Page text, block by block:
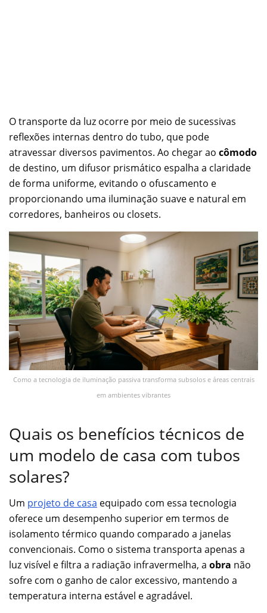
O transporte da luz ocorre por meio de sucessivas
reflexões internas dentro do tubo, que pode
atravessar diversos pavimentos. Ao chegar ao cômodo
de destino, um difusor prismático espalha a claridade
de forma uniforme, evitando o ofuscamento e
proporcionando uma iluminação suave e natural em
corredores, banheiros ou closets.
Como a tecnologia de iluminação passiva transforma subsolos e áreas centrais
em ambientes vibrantes
Quais os benefícios técnicos de
um modelo de casa com tubos
solares?
Um projeto de casa equipado com essa tecnologia
oferece um desempenho superior em termos de
isolamento térmico quando comparado a janelas
convencionais. Como o sistema transporta apenas a
luz visível e filtra a radiação infravermelha, a obra não
sofre com o ganho de calor excessivo, mantendo a
temperatura interna estável e agradável.